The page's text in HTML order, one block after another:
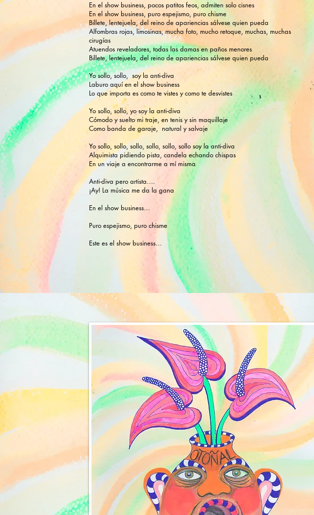
En el show business, pocos patitos feos, admiten solo cisnes
En el show business, puro espejismo, puro chisme
Billete, lentejuela, del reino de apariencias sálvese quien pueda
Alfombras rojas, limosinas, mucha foto, mucho retoque, muchas, muchas
cirugías
Atuendos reveladores, todas las damas en paños menores
Billete, lentejuela, del reino de apariencias sálvese quien pueda
Yo sollo, sollo, soy la anti-diva
Laburo aquí en el show business
Lo que importa es como te vistes y como te desvistes
Yo sollo, sollo, yo soy la anti-diva
Cómodo y suelto mi traje, en tenis y sin maquillaje
Como banda de garaje, natural y salvaje
Yo sollo, sollo, sollo, sollo, sollo, sollo soy la anti-diva
Alquimista pidiendo pista, candela echando chispas
En un viaje a encontrarme a mí misma
Anti-diva pero artista….
¡Ay! La música me da la gana
En el show business…
Puro espejismo, puro chisme
Este es el show business…